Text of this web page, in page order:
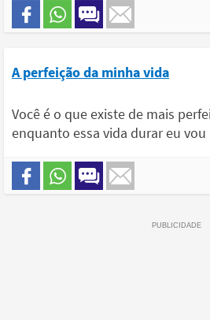
A perfeição da minha vida
Você é o que existe de mais
enquanto essa vida durar eu vou